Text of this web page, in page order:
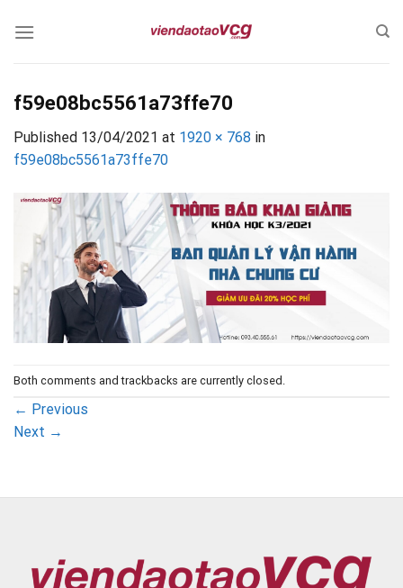
f59e08bc5561a73ffe70
Published 13/04/2021 at 1920 × 768 in
f59e08bc5561a73ffe70
Both comments and trackbacks are currently closed.
← Previous
Next →